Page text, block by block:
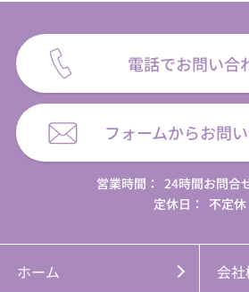
電話でお問い合
フォームからお問
営業時間： 24時間お問合
定休日：
不定休
ホーム 会